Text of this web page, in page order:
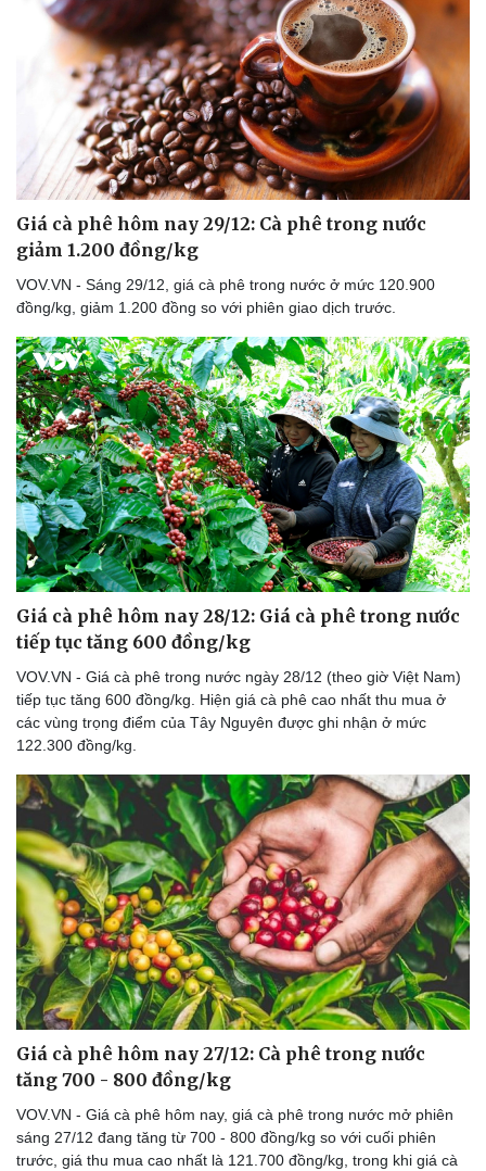
Giá cà phê hôm nay 29/12: Cà phê trong nước
giảm 1.200 đồng/kg
VOV.VN - Sáng 29/12, giá cà phê trong nước ở mức 120.900
đồng/kg, giảm 1.200 đồng so với phiên giao dịch trước.
Giá cà phê hôm nay 28/12: Giá cà phê trong nước
tiếp tục tăng 600 đồng/kg
VOV.VN - Giá cà phê trong nước ngày 28/12 (theo giờ Việt Nam)
tiếp tục tăng 600 đồng/kg. Hiện giá cà phê cao nhất thu mua ở
các vùng trọng điểm của Tây Nguyên được ghi nhận ở mức
122.300 đồng/kg.
Giá cà phê hôm nay 27/12: Cà phê trong nước
tăng 700 - 800 đồng/kg
VOV.VN - Giá cà phê hôm nay, giá cà phê trong nước mở phiên
sáng 27/12 đang tăng từ 700 - 800 đồng/kg so với cuối phiên
trước, giá thu mua cao nhất là 121.700 đồng/kg, trong khi giá cà